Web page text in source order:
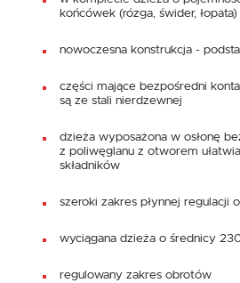
końcówek (rózga, świder, łopata)
nowoczesna konstrukcja -
części mające bezpośredni
są ze stali nierdzewnej
dzieża wyposażona w osłonę
z poliwęglanu z otworem
składników
szeroki zakres płynnej regulacji
wyciągana dzieża o średnicy
regulowany zakres obrotów